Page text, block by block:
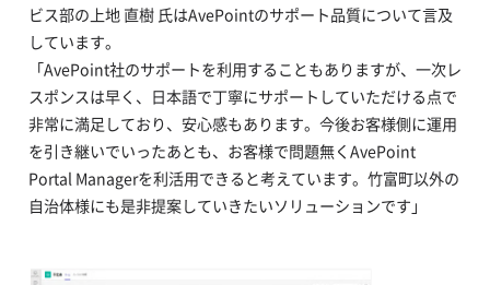
ビス部の上地 直樹 氏はAvePointのサポート品質について言及
しています。
「AvePoint社のサポートを利用することもありますが、一次レ
スポンスは早く、日本語で丁寧にサポートしていただける点で
非常に満足しており、安心感もあります。今後お客様側に運用
を引き継いでいったあとも、お客様で問題無くAvePoint
Portal Managerを利活用できると考えています。竹富町以外の
自治体様にも是非提案していきたいソリューションです」